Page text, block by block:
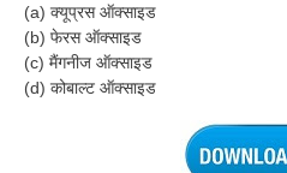
(a) क्यूप्रस ऑक्साइड
(b) फेरस ऑक्साइड
(c) मैंगनीज ऑक्साइड
(d) कोबाल्ट ऑक्साइड